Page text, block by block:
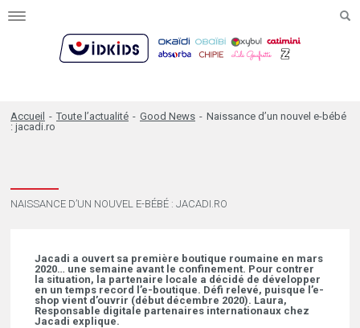
Toggle
Accueil - Toute l’actualité - Good News - Naissance d’un nouvel e-bébé
: jacadi.ro
NAISSANCE D’UN NOUVEL E-BÉBÉ : JACADI.RO
Jacadi a ouvert sa première boutique roumaine en mars
2020… une semaine avant le confinement. Pour contrer
la situation, la partenaire locale a décidé de développer
en un temps record l’e-boutique. Défi relevé, puisque l’e-
shop vient d’ouvrir (début décembre 2020). Laura,
Responsable digitale partenaires internationaux chez
Jacadi explique.